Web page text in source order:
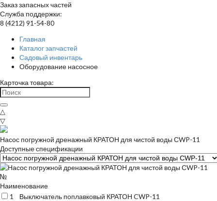
Заказ запасных частей
Служба поддержки:
8 (4212) 91-54-80
Главная
Каталог запчастей
Садовый инвентарь
Оборудование насосное
Карточка товара:
△
▽
Насос погружной дренажный КРАТОН для чистой воды СWP-11
Доступные спецификации
№
Наименование
1
Выключатель поплавковый КРАТОН CWP-11